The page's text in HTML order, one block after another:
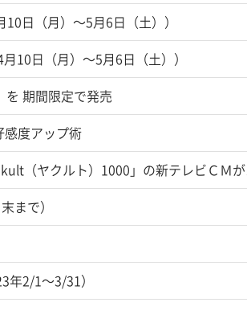
日（月）～5月6日（土））
10日（月）～5月6日（土））
を 期間限定で発売
感度アップ術
（ヤクルト）1000」の新テレビＣＭ
まで）
2/1～3/31）